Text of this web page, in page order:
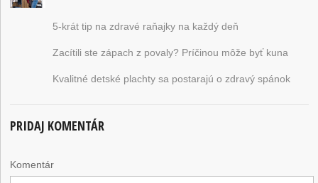
5-krát tip na zdravé raňajky na každý deň
Zacítili ste zápach z povaly? Príčinou môže byť kuna
Kvalitné detské plachty sa postarajú o zdravý spánok
PRIDAJ KOMENTÁR
Komentár